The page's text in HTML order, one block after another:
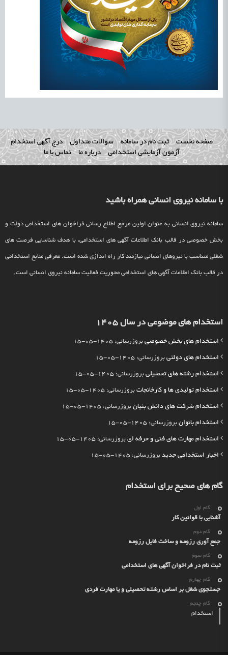
صفحه نخست ثبت نام در سامانه سوالات متداول
درج آگهی استخدام
آزمون آزمایشی استخدامی
درباره ما تماس با ما
با سامانه نیروی انسانی همراه باشید
سامانه نیروی انسانی به عنوان اولین مرجع اطلاع رسانی فراخوان های استخدامی دولت و
بخش خصوصی در قالب بانک اطلاعات آگهی های استخدامی، با هدف شناسایی فرصت های
شغلی متناسب با نیروهای انسانی نیازمند کار راه اندازی شده است. معرفی منابع استخدامی
در قالب بانک اطلاعات آگهی های استخدامی محوریت فعالیت سامانه نیروی انسانی است.
استخدام های موضوعی در سال 1405
استخدام های بخش خصوصی بروزرسانی: 1405-05-15
استخدام های دولتی بروزرسانی: 1405-05-15
استخدام رشته های تحصیلی بروزرسانی: 1405-05-15
استخدام تولیدی ها و کارخانجات بروزرسانی: 1405-05-15
استخدام شرکت های دانش بنیان بروزرسانی: 1405-05-15
استخدام بانوان بروزرسانی: 1405-05-15
استخدام مهارت های فنی و حرفه ای بروزرسانی: 1405-05-15
اخبار استخدامی جدید بروزرسانی: 1405-05-15
گام های صحیح برای استخدام
گام اول
آشنایی با قوانین کار
گام دوم
جمع آوری رزومه و ساخت فایل رزومه
گام سوم
ثبت نام در فراخوان آگهی های استخدامی
گام چهارم
جستجوی شغل بر اساس رشته تحصیلی و یا مهارت فردی
گام چنجم
استخدام